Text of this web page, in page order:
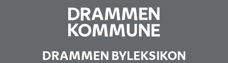
DRAMMEN BYLEKSIKON